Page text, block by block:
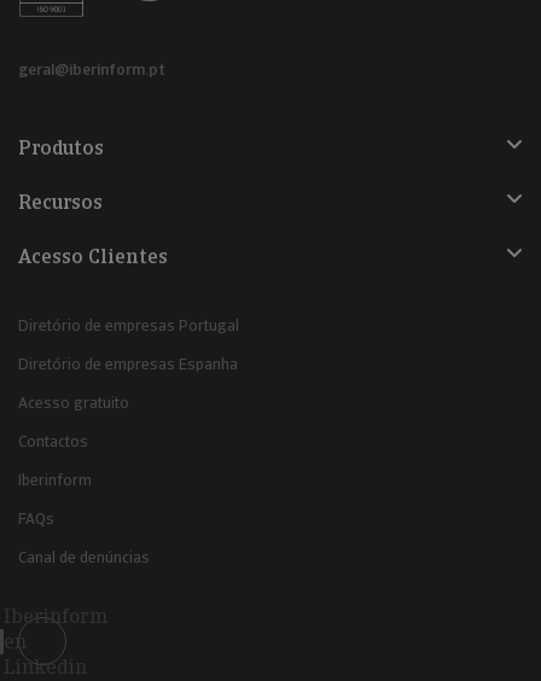
geral@iberinform.pt
Produtos
Recursos
Acesso Clientes
Diretório de empresas Portugal
Diretório de empresas Espanha
Acesso gratuito
Contactos
Iberinform
FAQs
Canal de denúncias
Iberinform
en
Linkedin